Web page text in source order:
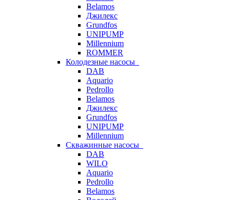
Belamos
Джилекс
Grundfos
UNIPUMP
Millennium
ROMMER
Колодезные насосы
DAB
Aquario
Pedrollo
Belamos
Джилекс
Grundfos
UNIPUMP
Millennium
Скважинные насосы
DAB
WILO
Aquario
Pedrollo
Belamos